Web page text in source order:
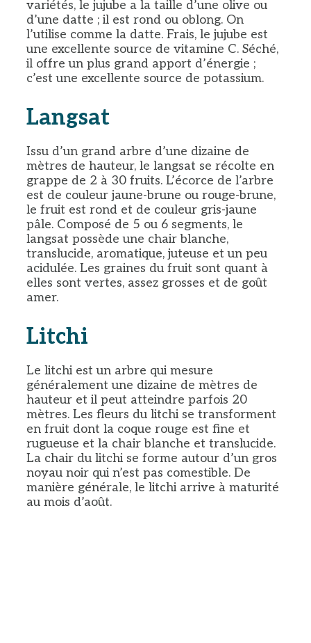
variétés, le jujube a la taille d’une olive ou
d’une datte ; il est rond ou oblong. On
l’utilise comme la datte. Frais, le jujube est
une excellente source de vitamine C. Séché,
il offre un plus grand apport d’énergie ;
c’est une excellente source de potassium.
Langsat
Issu d’un grand arbre d’une dizaine de
mètres de hauteur, le langsat se récolte en
grappe de 2 à 30 fruits. L’écorce de l’arbre
est de couleur jaune-brune ou rouge-brune,
le fruit est rond et de couleur gris-jaune
pâle. Composé de 5 ou 6 segments, le
langsat possède une chair blanche,
translucide, aromatique, juteuse et un peu
acidulée. Les graines du fruit sont quant à
elles sont vertes, assez grosses et de goût
amer.
Litchi
Le litchi est un arbre qui mesure
généralement une dizaine de mètres de
hauteur et il peut atteindre parfois 20
mètres. Les fleurs du litchi se transforment
en fruit dont la coque rouge est fine et
rugueuse et la chair blanche et translucide.
La chair du litchi se forme autour d’un gros
noyau noir qui n’est pas comestible. De
manière générale, le litchi arrive à maturité
au mois d’août.